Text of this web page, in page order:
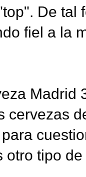
De tal
fiel a la
Madrid
cervezas
otro tipo